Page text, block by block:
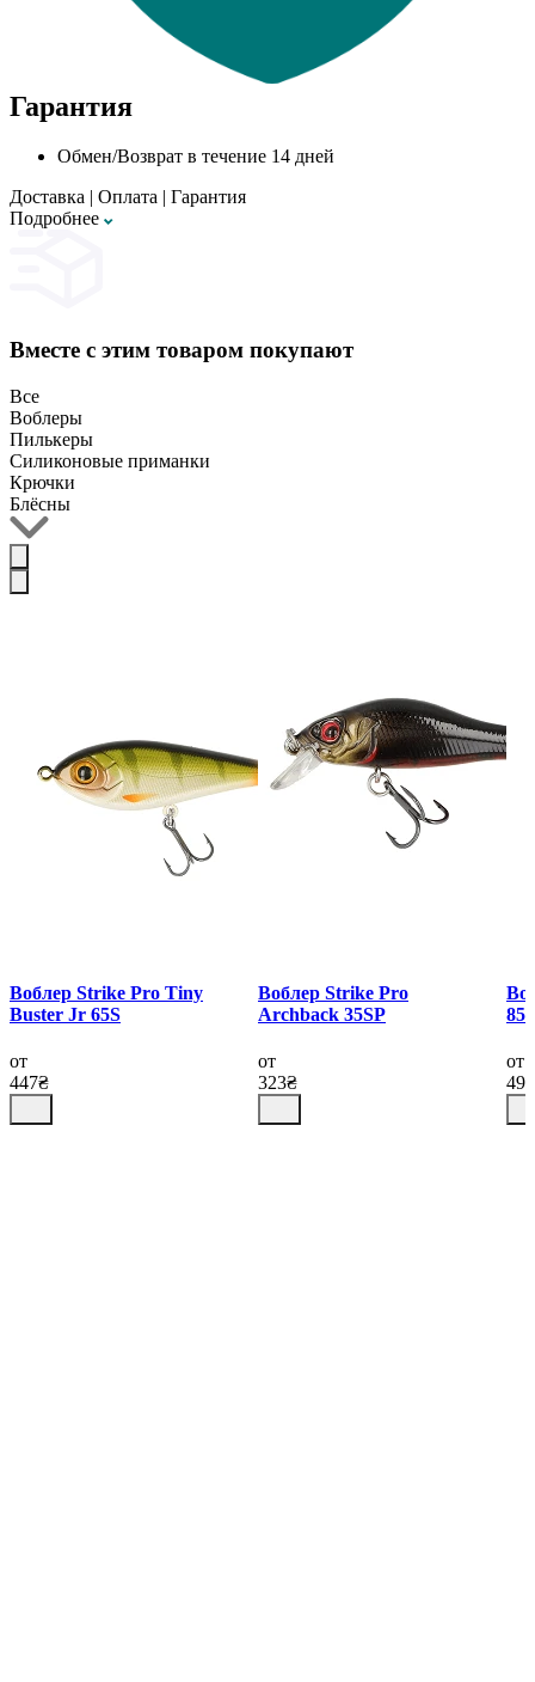
Гарантия
Обмен/Возврат в течение 14 дней
Доставка | Оплата | Гарантия
Подробнее
Вместе с этим товаром покупают
Все
Воблеры
Пилькеры
Силиконовые приманки
Крючки
Блёсны
Воблер Strike Pro Tiny
Buster Jr 65S
от
447₴
Воблер Strike Pro
Archback 35SP
от
323₴
85S
от